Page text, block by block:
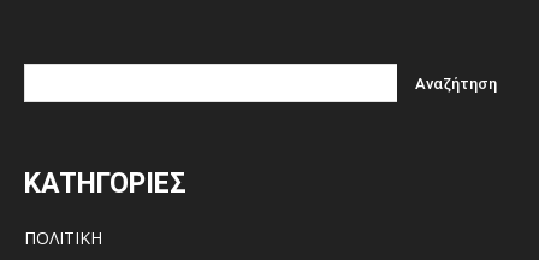
ΚΑΤΗΓΟΡΙΕΣ
ΠΟΛΙΤΙΚΗ